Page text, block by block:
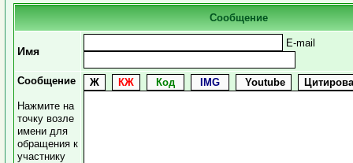
Сообщение
Имя
E-mail
Сообщение
Нажмите на
точку возле
имени для
обращения к
участнику